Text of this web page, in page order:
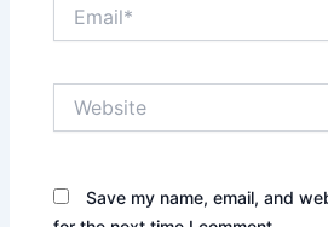
Save my name, email, and